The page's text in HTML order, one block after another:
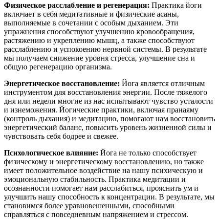
Физическое расслабление и регенерация: Практика йоги
включает в себя медитативные и физические асаны,
выполняемые в сочетании с особым дыханием. Эти
упражнения способствуют улучшению кровообращения,
растяжению и укреплению мышц, а также способствуют
расслаблению и успокоению нервной системы. В результате
мы получаем снижение уровня стресса, улучшение сна и
общую регенерацию организма.
Энергетическое восстановление: Йога является отличным
инструментом для восстановления энергии. После тяжелого
дня или недели многие из нас испытывают чувство усталости
и изнеможения. Йогические практики, включая пранаяму
(контроль дыхания) и медитацию, помогают нам восстановить
энергетический баланс, повысить уровень жизненной силы и
чувствовать себя бодрее и свежее.
Психологическое влияние: Йога не только способствует
физическому и энергетическому восстановлению, но также
имеет положительное воздействие на нашу психическую и
эмоциональную стабильность. Практика медитации и
осознанности помогает нам расслабиться, прояснить ум и
улучшить нашу способность к концентрации. В результате, мы
становимся более уравновешенными, способными
справляться с повседневным напряжением и стрессом.